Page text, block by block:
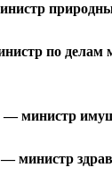
природных
по делам
министр